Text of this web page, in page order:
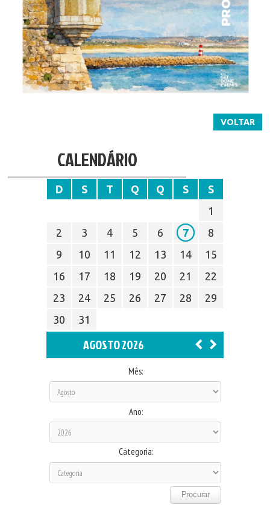
VOLTAR
CALENDÁRIO
D S T Q Q S
S
1
2
3 4 5 6 7
8
9
10 11 12 13 14
15
16
17 18 19 20 21
22
23
24 25 26 27 28
29
30
31
AGOSTO 2026
Mês:
Ano:
Categoria: